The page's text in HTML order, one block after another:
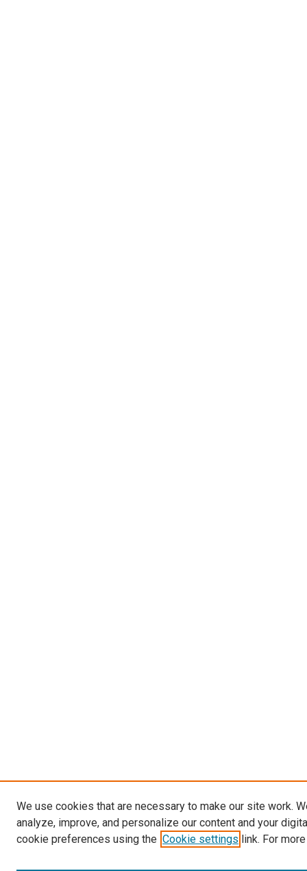
We use cookies that are necessary to make our site work.
analyze, improve, and personalize our content and your
cookie preferences using the Cookie settings link. For